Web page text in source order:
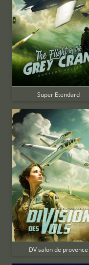
Super Etendard
DV salon de provence